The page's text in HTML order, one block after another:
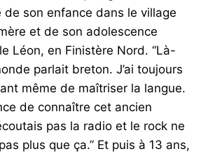
de son enfance dans le village
et de son adolescence
Léon, en Finistère Nord. “Là-
parlait breton. J’ai toujours
même de maîtriser la langue.
de connaître cet ancien
pas la radio et le rock ne
plus que ça.” Et puis à 13 ans,